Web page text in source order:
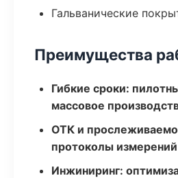
Гальванические
Преимущества
Гибкие сроки:
массовое
ОТК и
протоколы измерений
Инжиниринг: